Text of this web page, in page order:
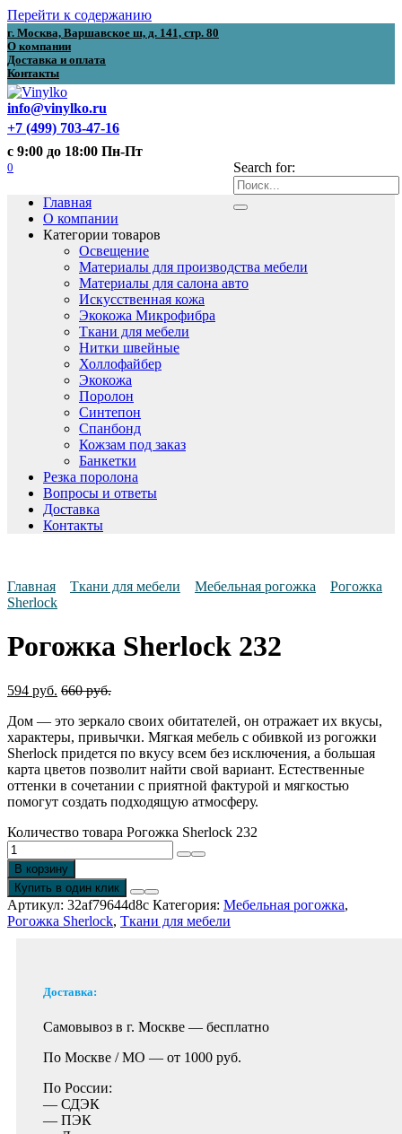
Перейти к содержанию
г. Москва, Варшавское ш, д. 141, стр. 80
О компании
Доставка и оплата
Контакты
info@vinylko.ru
+7 (499) 703-47-16
с 9:00 до 18:00 Пн-Пт
Search for:
0
Главная
О компании
Категории товаров
Освещение
Материалы для производства мебели
Материалы для салона авто
Искусственная кожа
Экокожа Микрофибра
Ткани для мебели
Нитки швейные
Холлофайбер
Экокожа
Поролон
Синтепон
Спанбонд
Кожзам под заказ
Банкетки
Резка поролона
Вопросы и ответы
Доставка
Контакты
Главная Ткани для мебели Мебельная рогожка
Рогожка
Sherlock
Рогожка Sherlock 232
594 руб. 660руб.
Дом — это зеркало своих обитателей, он отражает их вкусы,
характеры, привычки. Мягкая мебель с обивкой из рогожки
Sherlock придется по вкусу всем без исключения, а большая
карта цветов позволит найти свой вариант. Естественные
оттенки в сочетании с приятной фактурой и мягкостью
помогут создать подходящую атмосферу.
Количество товара Рогожка Sherlock 232
В корзину
Купить в один клик
Артикул: 32af79644d8c Категория: Мебельная рогожка,
Рогожка Sherlock, Ткани для мебели
Доставка:
Самовывоз в г. Москве — бесплатно
По Москве / МО — от 1000 руб.
По России:
— СДЭК
— ПЭК